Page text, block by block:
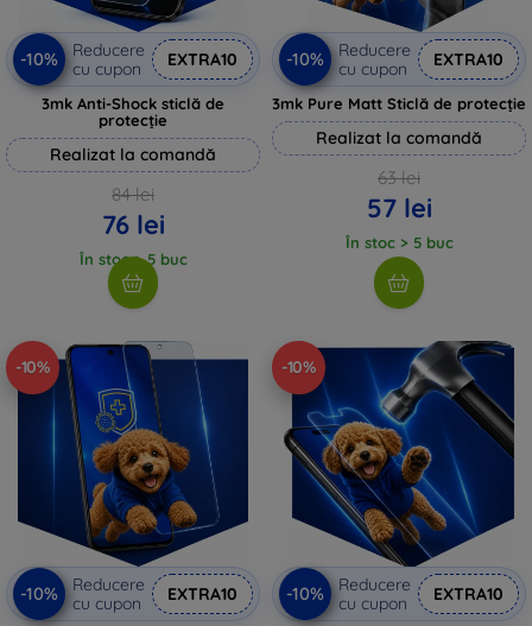
-10%
Reducere
cu cupon
EXTRA10
3mk Anti-Shock sticlă de
protecție
Realizat la comandă
84 lei
76 lei
În stoc > 5 buc
-10%
Reducere
cu cupon
EXTRA10
3mk Pure Matt Sticlă de protecție
Realizat la comandă
63 lei
57 lei
În stoc > 5 buc
-10%
-10%
Reducere
cu cupon
EXTRA10
-10%
-10%
Reducere
cu cupon
EXTRA10